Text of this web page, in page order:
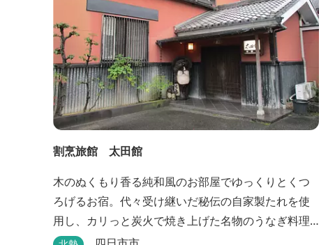
割烹旅館 太田館
木のぬくもり香る純和風のお部屋でゆっくりとくつ
ろげるお宿。代々受け継いだ秘伝の自家製たれを使
用し、カリっと炭火で焼き上げた名物のうなぎ料理
も堪能できます。